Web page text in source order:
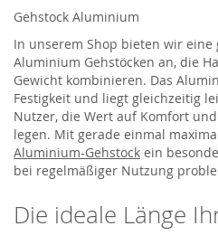
Gehstock Aluminium
In unserem Shop bieten wir eine
Aluminium Gehstöcken an, die
Gewicht kombinieren. Das
Festigkeit und liegt gleichzeitig
Nutzer, die Wert auf Komfort
legen. Mit gerade einmal
Aluminium-Gehstock ein
bei regelmäßiger Nutzung
Die ideale Länge